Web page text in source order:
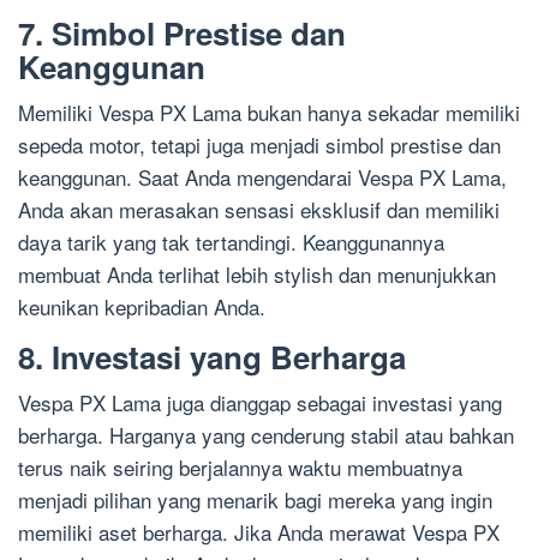
7. Simbol Prestise dan
Keanggunan
Memiliki Vespa PX Lama bukan hanya sekadar memiliki
sepeda motor, tetapi juga menjadi simbol prestise dan
keanggunan. Saat Anda mengendarai Vespa PX Lama,
Anda akan merasakan sensasi eksklusif dan memiliki
daya tarik yang tak tertandingi. Keanggunannya
membuat Anda terlihat lebih stylish dan menunjukkan
keunikan kepribadian Anda.
8. Investasi yang Berharga
Vespa PX Lama juga dianggap sebagai investasi yang
berharga. Harganya yang cenderung stabil atau bahkan
terus naik seiring berjalannya waktu membuatnya
menjadi pilihan yang menarik bagi mereka yang ingin
memiliki aset berharga. Jika Anda merawat Vespa PX